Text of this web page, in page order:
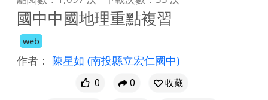
國中中國地理重點複習
web
作者： 陳星如 (南投縣立宏仁國中)
0 0
收藏